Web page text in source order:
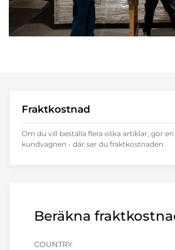
Beräkna
COUNTRY
Fraktkostnad
Om du vill beställa flera olika artiklar, gör
kundvagnen - där ser du fraktkostnaden.